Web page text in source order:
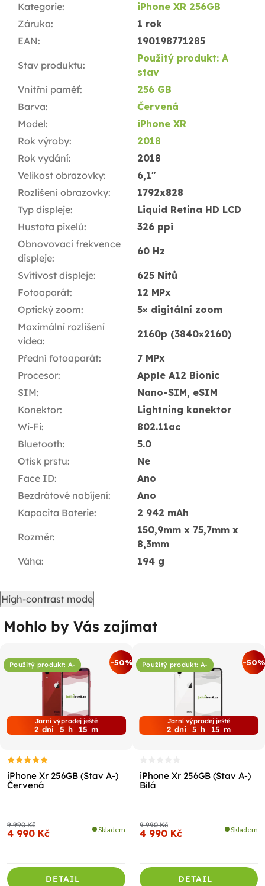
Kategorie:
iPhone XR 256GB
Záruka:
1 rok
EAN: 190198771285
Stav produktu:
Použitý produkt: A
stav
Vnitřní paměť:
256 GB
Barva:
Červená
Model:
iPhone XR
Rok výroby:
2018
Rok vydání:
2018
Velikost obrazovky:
6,1"
Rozlišení obrazovky:
1792x828
Typ displeje:
Liquid Retina HD LCD
Hustota pixelů:
326 ppi
Obnovovací frekvence
displeje:
60 Hz
Svítivost displeje:
625 Nitů
Fotoaparát:
12 MPx
Optický zoom:
5× digitální zoom
Maximální rozlišení
videa:
2160p (3840×2160)
Přední fotoaparát:
7 MPx
Procesor:
Apple A12 Bionic
SIM:
Nano-SIM, eSIM
Konektor:
Lightning konektor
Wi-Fi:
802.11ac
Bluetooth:
5.0
Otisk prstu:
Ne
Face ID:
Ano
Bezdrátové nabíjení:
Ano
Kapacita Baterie: 2 942 mAh
Rozměr:
150,9mm x 75,7mm x
8,3mm
Váha: 194 g
High-contrast mode
Mohlo by Vás zajímat
Použitý produkt: A- -50%
Jarní výprodej ještě
2 dni 5 h 15 m
iPhone Xr 256GB (Stav A-)
Červená
9 990 Kč
4 990 Kč Skladem
DETAIL
Použitý produkt: A- -50%
Jarní výprodej ještě
2 dni 5 h 15 m
iPhone Xr 256GB (Stav A-)
Bílá
9 990 Kč
4 990 Kč Skladem
DETAIL